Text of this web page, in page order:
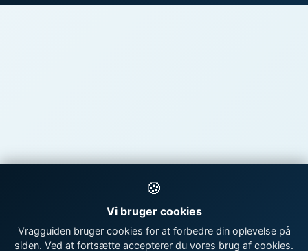
🍪
Vi bruger cookies
Vragguiden bruger cookies for at forbedre din oplevelse på
siden. Ved at fortsætte accepterer du vores brug af cookies.